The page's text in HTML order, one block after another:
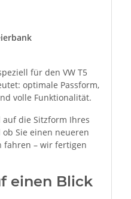
für den VW T5
optimale Passform,
volle Funktionalität.
die Sitzform Ihres
ob Sie einen neueren
fahren – wir fertigen
einen Blick